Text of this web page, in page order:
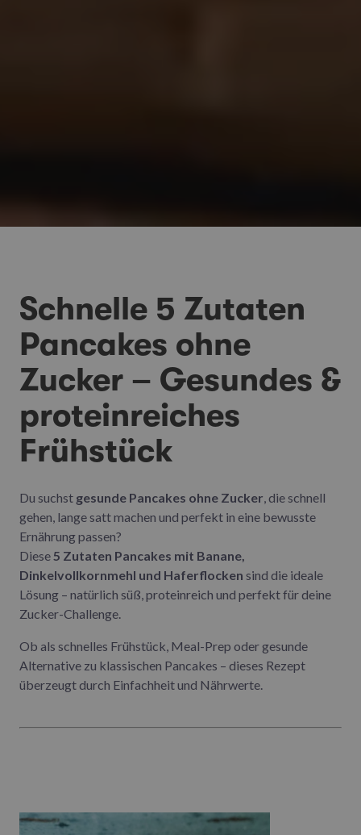
Schnelle 5 Zutaten
Pancakes ohne
Zucker – Gesundes &
proteinreiches
Frühstück
Du suchst gesunde Pancakes ohne Zucker, die schnell
gehen, lange satt machen und perfekt in eine bewusste
Ernährung passen?
Diese5 Zutaten Pancakes mit Banane,
Dinkelvollkornmehl und Haferflocken sind die ideale
Lösung – natürlich süß, proteinreich und perfekt für deine
Zucker-Challenge.
Ob als schnelles Frühstück, Meal-Prep oder gesunde
Alternative zu klassischen Pancakes – dieses Rezept
überzeugt durch Einfachheit und Nährwerte.